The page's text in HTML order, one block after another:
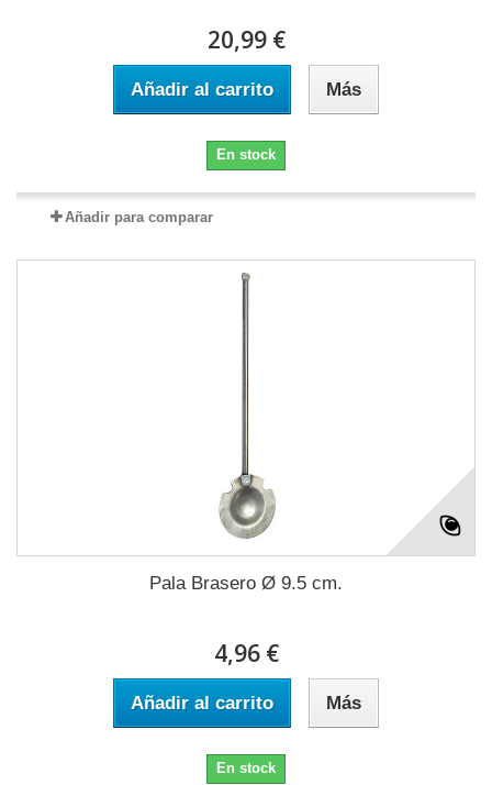
20,99 €
Añadir al carrito Más
En stock
Añadir para comparar
Pala Brasero Ø 9.5 cm.
4,96 €
Añadir al carrito Más
En stock